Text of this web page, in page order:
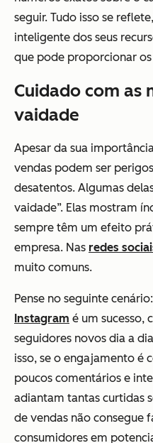
seguir. Tudo isso se
inteligente dos seus
que pode proporcionar
Cuidado com as
vaidade
Apesar da sua
vendas podem ser
desatentos. Algumas
vaidade”. Elas mostram
sempre têm um efeito
empresa. Nas redes
muito comuns.
Pense no seguinte
Instagram é um sucesso,
seguidores novos dia a
isso, se o engajamento é
poucos comentários e
adiantam tantas curtidas
de vendas não consegue
consumidores em